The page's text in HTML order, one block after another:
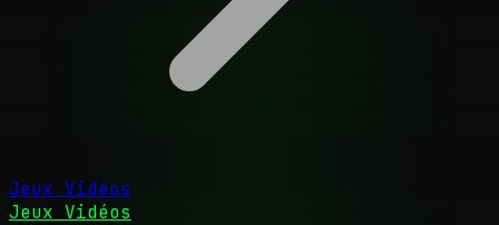
Jeux Vidéos
Jeux Vidéos